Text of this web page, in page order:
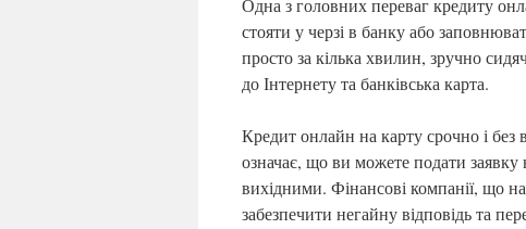
стояти у черзі в банку або
просто за кілька хвилин, зручно
до Інтернету та банківська карта.
Кредит онлайн на карту срочно і без
означає, що ви можете подати заявку
вихідними. Фінансові компанії, що
забезпечити негайну відповідь та